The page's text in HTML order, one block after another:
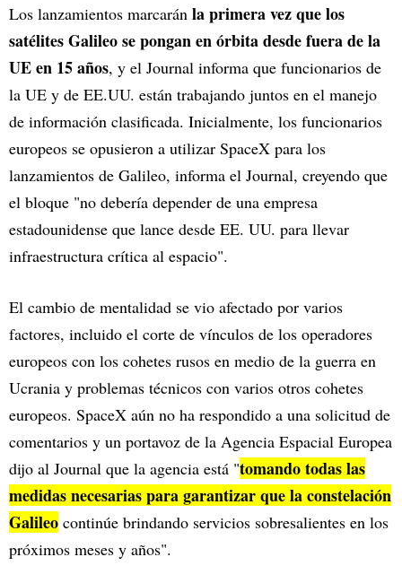
Los lanzamientos marcarán la primera vez que los
satélites Galileo se pongan en órbita desde fuera de la
UE en 15 años, y el Journal informa que funcionarios de
la UE y de EE.UU. están trabajando juntos en el manejo
de información clasificada. Inicialmente, los funcionarios
europeos se opusieron a utilizar SpaceX para los
lanzamientos de Galileo, informa el Journal, creyendo que
el bloque "no debería depender de una empresa
estadounidense que lance desde EE. UU. para llevar
infraestructura crítica al espacio".
El cambio de mentalidad se vio afectado por varios
factores, incluido el corte de vínculos de los operadores
europeos con los cohetes rusos en medio de la guerra en
Ucrania y problemas técnicos con varios otros cohetes
europeos. SpaceX aún no ha respondido a una solicitud de
comentarios y un portavoz de la Agencia Espacial Europea
dijo al Journal que la agencia está "tomando todas las
medidas necesarias para garantizar que la constelación
Galileo continúe brindando servicios sobresalientes en los
próximos meses y años".